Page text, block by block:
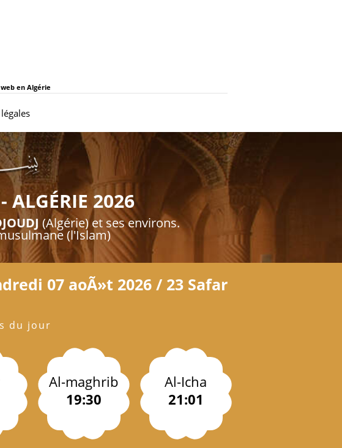
web en Algérie
ALGÉRIE 2026
(Algérie) et ses environs.
(l'Islam)
07 aoÃ»t 2026 / 23 Safar
du jour
Al-maghrib
19:30
Al-Icha
21:01